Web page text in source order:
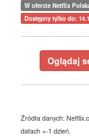
W ofercie Netflix
Dostępny tylko do:
Oglądaj
Źródła danych:
datach +-1 dzień.